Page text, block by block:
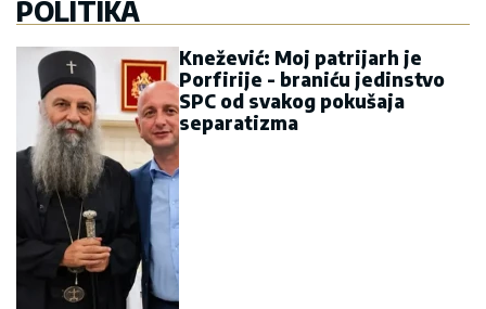
POLITIKA
Knežević: Moj patrijarh je
Porfirije - braniću jedinstvo
SPC od svakog pokušaja
separatizma